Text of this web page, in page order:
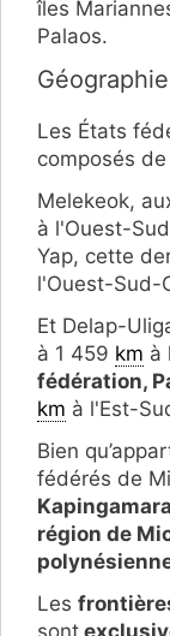
îles
Palaos.
Géographie
Les États
composés de
Melekeok,
à l'Ouest-
Yap, cette
l'Ouest-Sud-
Et Delap-
à 1 459 km à
fédération,
km à l'Est-
Bien
fédérés de
région de
Les
sont